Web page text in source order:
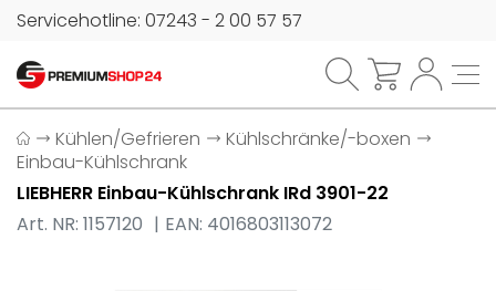
Servicehotline: 07243 - 2 00 57 57
Kühlen/Gefrieren
Kühlschränke/-boxen
Einbau-Kühlschrank
LIEBHERR Einbau-Kühlschrank IRd 3901-22
Art. NR: 1157120
EAN: 4016803113072